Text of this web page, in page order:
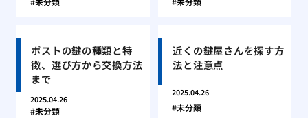
ポストの鍵の種類と特
徴、選び方から交換方法
まで
2025.04.26
未分類
近くの鍵屋さんを探す方
法と注意点
2025.04.26
未分類